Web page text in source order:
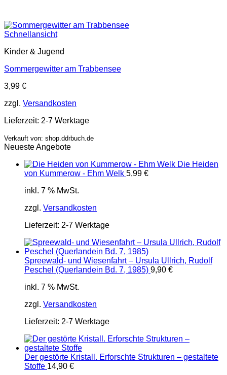
Schnellansicht
Kinder & Jugend
Sommergewitter am Trabbensee
3,99 €
zzgl. Versandkosten
Lieferzeit: 2-7 Werktage
Verkauft von: shop.ddrbuch.de
Neueste Angebote
Die Heiden
von Kummerow - Ehm Welk 5,99 €
inkl. 7 % MwSt.
zzgl. Versandkosten
Lieferzeit: 2-7 Werktage
Spreewald- und Wiesenfahrt – Ursula Ullrich, Rudolf
Peschel (Querlandein Bd. 7, 1985) 9,90 €
inkl. 7 % MwSt.
zzgl. Versandkosten
Lieferzeit: 2-7 Werktage
Der gestörte Kristall. Erforschte Strukturen – gestaltete
Stoffe 14,90 €